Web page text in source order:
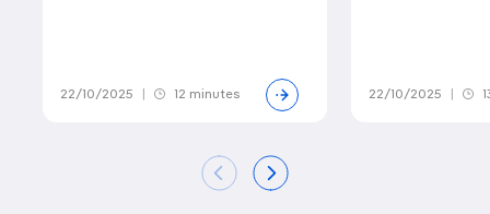
22/10/2025 12 minutes 22/10/2025